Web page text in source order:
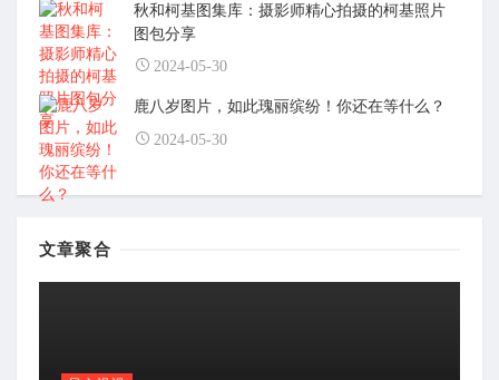
秋和柯基图集库：摄影师精心拍摄的柯基照片
图包分享
2024-05-30
鹿八岁图片，如此瑰丽缤纷！你还在等什么？
2024-05-30
文章聚合